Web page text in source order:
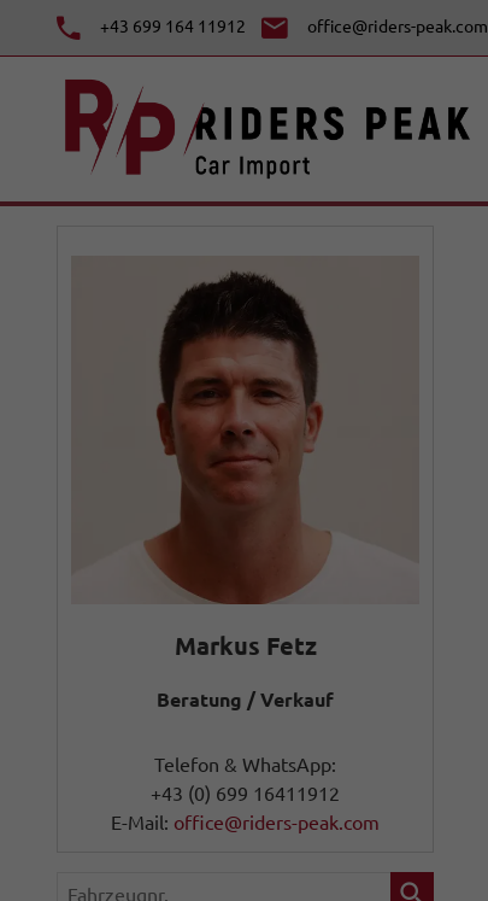
+43 699 164 11912 office@riders-peak.com
Markus Fetz
Beratung / Verkauf
Telefon & WhatsApp:
+43 (0) 699 16411912
E-Mail: office@riders-peak.com
Fahrzeugnr.